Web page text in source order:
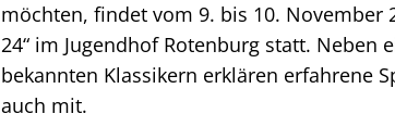
möchten, findet vom 9. bis 10. November
24“ im Jugendhof Rotenburg statt. Neben
bekannten Klassikern erklären erfahrene
auch mit.